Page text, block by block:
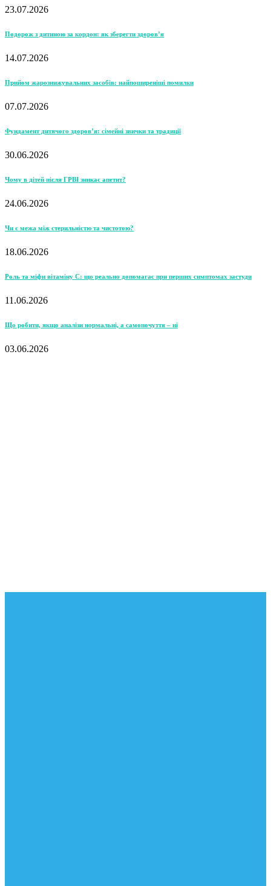
23.07.2026
Подорож з дитиною за кордон: як зберегти здоров’я
14.07.2026
Прийом жарознижувальних засобів: найпоширеніші помилки
07.07.2026
Фундамент дитячого здоров’я: сімейні звички та традиції
30.06.2026
Чому в дітей після ГРВІ зникає апетит?
24.06.2026
Чи є межа між стерильністю та чистотою?
18.06.2026
Роль та міфи вітаміну С: що реально допомагає при перших симптомах застуди
11.06.2026
Що робити, якщо аналізи нормальні, а самопочуття – ні
03.06.2026